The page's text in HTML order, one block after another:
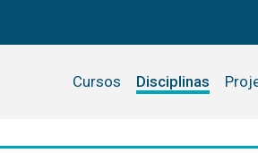
Cursos Disciplinas